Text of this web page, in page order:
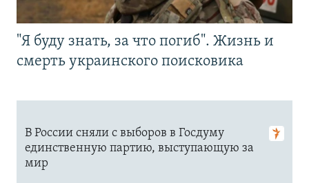
"Я буду знать, за что погиб". Жизнь и
смерть украинского поисковика